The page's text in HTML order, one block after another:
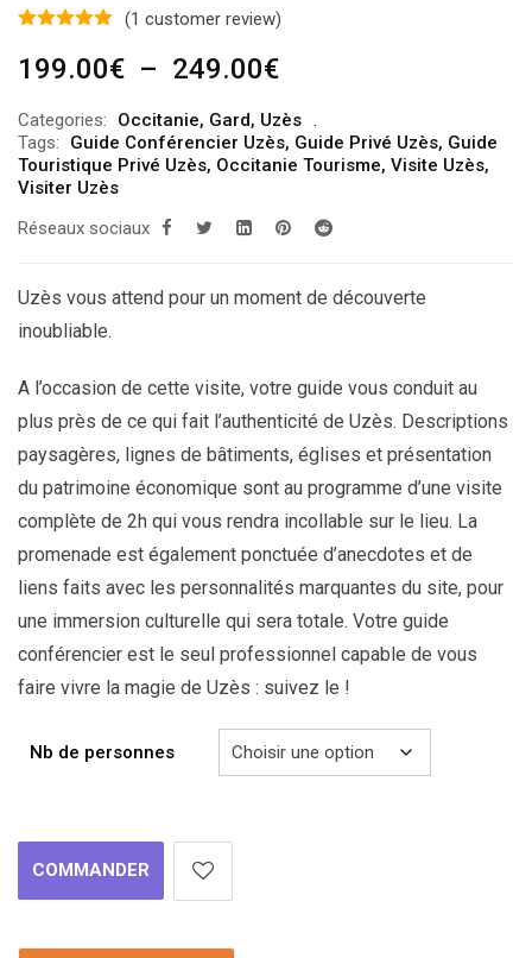
(1 customer review)
199.00€ – 249.00€Plage
prix :
199.00€
249.00€
Categories: Occitanie, Gard, Uzès
Tags:
Guide Conférencier Uzès, Guide Privé Uzès, Guide
Touristique Privé Uzès, Occitanie Tourisme, Visite Uzès,
Visiter Uzès
Réseaux sociaux
Uzès vous attend pour un moment de découverte
inoubliable.
A l’occasion de cette visite, votre guide vous conduit au
plus près de ce qui fait l’authenticité de Uzès. Descriptions
paysagères, lignes de bâtiments, églises et présentation
du patrimoine économique sont au programme d’une visite
complète de 2h qui vous rendra incollable sur le lieu. La
promenade est également ponctuée d’anecdotes et de
liens faits avec les personnalités marquantes du site, pour
une immersion culturelle qui sera totale. Votre guide
conférencier est le seul professionnel capable de vous
faire vivre la magie de Uzès : suivez le !
Nb de personnes
COMMANDER